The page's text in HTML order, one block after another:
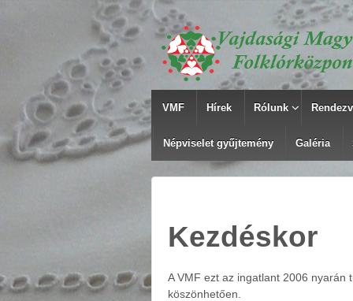
VMF Hírek Rólunk
Népviselet gyűjtemény Galéria
Kezdéskor
A VMF ezt az ingatlant 2006 nyarán
köszönhetően.